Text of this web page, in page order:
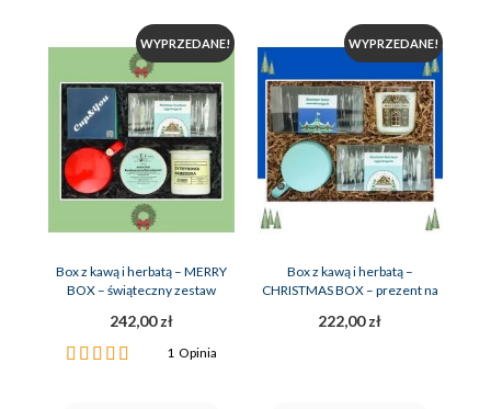
WYPRZEDANE!
Box z kawą i herbatą – MERRY
BOX – świąteczny zestaw
242,00 zł
Ocena:
1 Opinia
WYPRZEDANE!
Box z kawą i herbatą –
CHRISTMAS BOX – prezent na
222,00 zł